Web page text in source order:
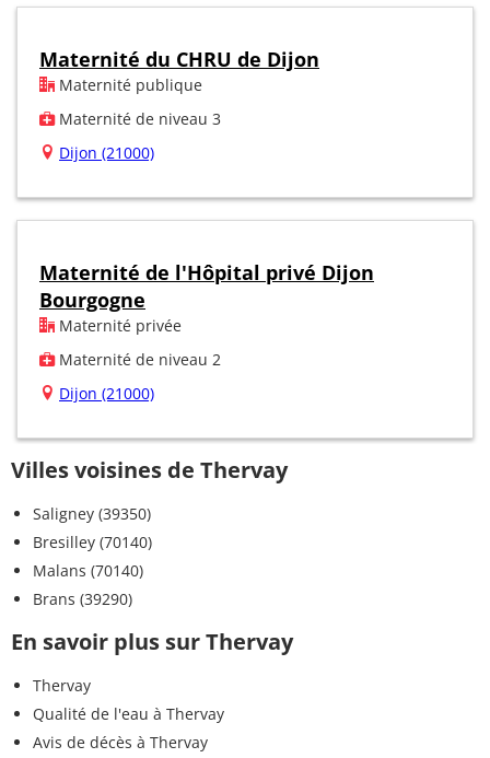
Maternité du CHRU de Dijon
Maternité publique
Maternité de niveau 3
Dijon (21000)
Maternité de l'Hôpital privé Dijon
Bourgogne
Maternité privée
Maternité de niveau 2
Dijon (21000)
Villes voisines de Thervay
Saligney (39350)
Bresilley (70140)
Malans (70140)
Brans (39290)
En savoir plus sur Thervay
Thervay
Qualité de l'eau à Thervay
Avis de décès à Thervay